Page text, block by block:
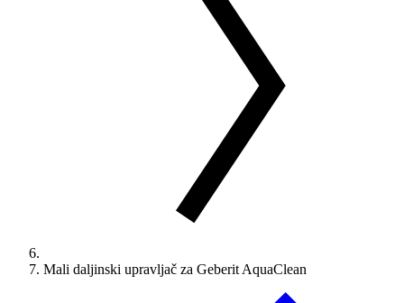
Mali daljinski upravljač za Geberit AquaClean